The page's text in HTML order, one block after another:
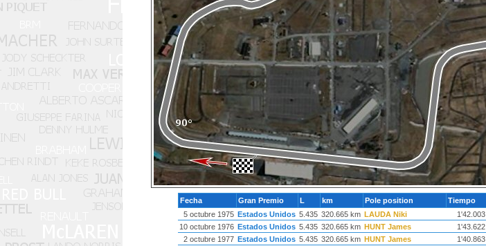
Fecha Gran Premio L km Pole position Tiempo
5 octubre 1975 Estados Unidos 5.435 320.665 km LAUDA Niki 1'42.003
10 octubre 1976 Estados Unidos 5.435 320.665 km HUNT James 1'43.622
2 octubre 1977 Estados Unidos 5.435 320.665 km HUNT James 1'40.863